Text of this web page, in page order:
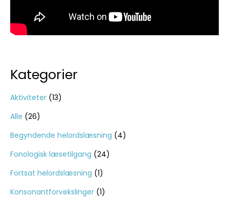
Kategorier
Aktiviteter (13)
Alle (26)
Begyndende helordslæsning (4)
Fonologisk læsetilgang (24)
Fortsat helordslæsning (1)
Konsonantforvekslinger (1)